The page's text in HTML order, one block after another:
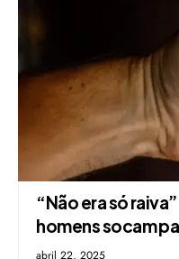
“Não era só
homens socam